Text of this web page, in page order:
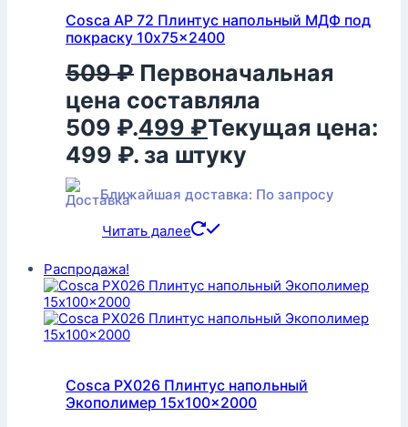
Cosca AP 72 Плинтус напольный МДФ под
покраску 10x75x2400
509₽ Первоначальная
цена составляла
509 ₽.499 ₽Текущая цена:
499 ₽. за штуку
Ближайшая доставка: По запросу
Читать далее
Распродажа!
Cosca PX026 Плинтус напольный
Экополимер 15x100x2000